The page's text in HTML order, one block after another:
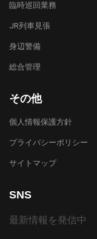
臨時巡回業務
JR列車見張
身辺警備
総合管理
その他
個人情報保護方針
プライバシーポリシー
サイトマップ
SNS
最新情報を発信中